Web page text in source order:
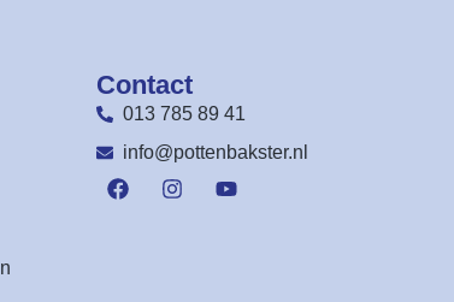
Contact
013 785 89 41
info@pottenbakster.nl